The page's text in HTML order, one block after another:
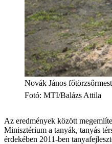
Novák János
Fotó: MTI/Balázs Attila
Az eredmények között
Minisztérium a tanyák, tanyás
érdekében 2011-ben